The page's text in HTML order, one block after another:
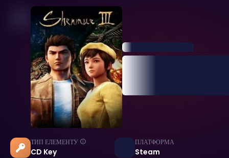
ТИП ЕЛЕМЕНТУ
CD Key
ПЛАТФОРМА
Steam